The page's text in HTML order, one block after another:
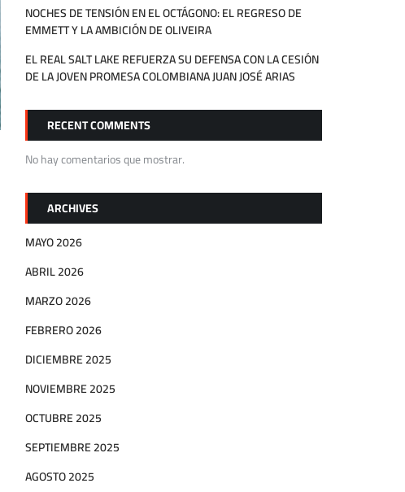
NOCHES DE TENSIÓN EN EL OCTÁGONO: EL REGRESO DE
EMMETT Y LA AMBICIÓN DE OLIVEIRA
EL REAL SALT LAKE REFUERZA SU DEFENSA CON LA CESIÓN
DE LA JOVEN PROMESA COLOMBIANA JUAN JOSÉ ARIAS
RECENT COMMENTS
No hay comentarios que mostrar.
ARCHIVES
MAYO 2026
ABRIL 2026
MARZO 2026
FEBRERO 2026
DICIEMBRE 2025
NOVIEMBRE 2025
OCTUBRE 2025
SEPTIEMBRE 2025
AGOSTO 2025